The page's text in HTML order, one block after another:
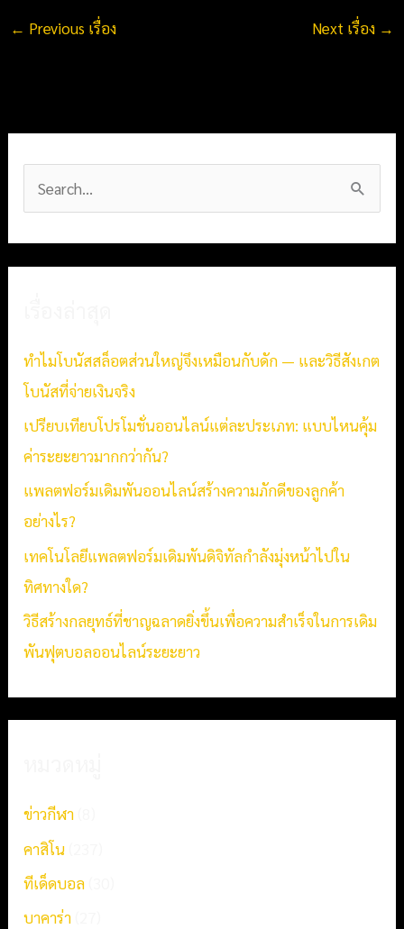
← Previous เรื่อง Next เรื่อง →
r
:
ทำไมโบนัสสล็อตส่วนใหญ่จึงเหมือนกับดัก — และวิธีสังเกต
โบนัสที่จ่ายเงินจริง
เปรียบเทียบโปรโมชั่นออนไลน์แต่ละประเภท: แบบไหนคุ้ม
ค่าระยะยาวมากกว่ากัน?
แพลตฟอร์มเดิมพันออนไลน์สร้างความภักดีของลูกค้า
อย่างไร?
เทคโนโลยีแพลตฟอร์มเดิมพันดิจิทัลกำลังมุ่งหน้าไปใน
ทิศทางใด?
วิธีสร้างกลยุทธ์ที่ชาญฉลาดยิ่งขึ้นเพื่อความสำเร็จในการเดิม
พันฟุตบอลออนไลน์ระยะยาว
ข่าวกีฬา
คาสิโน
ทีเด็ดบอล
บาคาร่า